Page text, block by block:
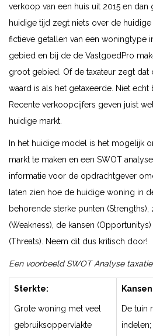
verkoop van een huis uit 2015 en
huidige tijd zegt niets over de huidige
fictieve getallen van een woningtype
gebied en bij de de VastgoedPro
groot gebied. Of de taxateur zegt dat
waard is als het getaxeerde. Niet echt
Recente verkoopcijfers geven juist
huidige markt.
In het huidige model is het mogelijk
markt te maken en een SWOT
informatie voor de opdrachtgever
laten zien hoe de huidige woning in
behorende sterke punten
(Weakness), de kansen
(Threats). Neem dit dus kritisch door!
Een voorbeeld SWOT Analyse
Sterkte:
Grote woning met veel
gebruiksoppervlakte
De tuin
indelen;